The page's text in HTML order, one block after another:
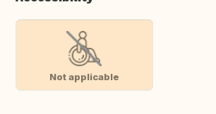
Not applicable